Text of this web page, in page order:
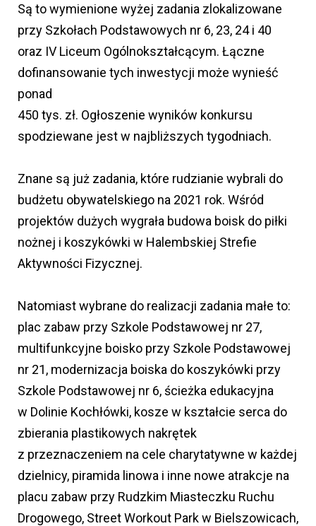
Są to wymienione wyżej zadania zlokalizowane
przy Szkołach Podstawowych nr 6, 23, 24 i 40
oraz IV Liceum Ogólnokształcącym. Łączne
dofinansowanie tych inwestycji może wynieść
ponad
450 tys. zł. Ogłoszenie wyników konkursu
spodziewane jest w najbliższych tygodniach.
Znane są już zadania, które rudzianie wybrali do
budżetu obywatelskiego na 2021 rok. Wśród
projektów dużych wygrała budowa boisk do piłki
nożnej i koszykówki w Halembskiej Strefie
Aktywności Fizycznej.
Natomiast wybrane do realizacji zadania małe to:
plac zabaw przy Szkole Podstawowej nr 27,
multifunkcyjne boisko przy Szkole Podstawowej
nr 21, modernizacja boiska do koszykówki przy
Szkole Podstawowej nr 6, ścieżka edukacyjna
w Dolinie Kochłówki, kosze w kształcie serca do
zbierania plastikowych nakrętek
z przeznaczeniem na cele charytatywne w każdej
dzielnicy, piramida linowa i inne nowe atrakcje na
placu zabaw przy Rudzkim Miasteczku Ruchu
Drogowego, Street Workout Park w Bielszowicach,